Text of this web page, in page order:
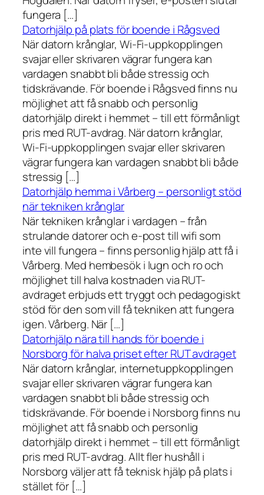
fungera […]
Datorhjälp på plats för boende i Rågsved
När datorn krånglar, Wi-Fi-uppkopplingen
svajar eller skrivaren vägrar fungera kan
vardagen snabbt bli både stressig och
tidskrävande. För boende i Rågsved finns nu
möjlighet att få snabb och personlig
datorhjälp direkt i hemmet – till ett förmånligt
pris med RUT-avdrag. När datorn krånglar,
Wi-Fi-uppkopplingen svajar eller skrivaren
vägrar fungera kan vardagen snabbt bli både
stressig […]
Datorhjälp hemma i Vårberg – personligt stöd
när tekniken krånglar
När tekniken krånglar i vardagen – från
strulande datorer och e-post till wifi som
inte vill fungera – finns personlig hjälp att få i
Vårberg. Med hembesök i lugn och ro och
möjlighet till halva kostnaden via RUT-
avdraget erbjuds ett tryggt och pedagogiskt
stöd för den som vill få tekniken att fungera
igen. Vårberg. När […]
Datorhjälp nära till hands för boende i
Norsborg för halva priset efter RUT avdraget
När datorn krånglar, internetuppkopplingen
svajar eller skrivaren vägrar fungera kan
vardagen snabbt bli både stressig och
tidskrävande. För boende i Norsborg finns nu
möjlighet att få snabb och personlig
datorhjälp direkt i hemmet – till ett förmånligt
pris med RUT-avdrag. Allt fler hushåll i
Norsborg väljer att få teknisk hjälp på plats i
stället för […]